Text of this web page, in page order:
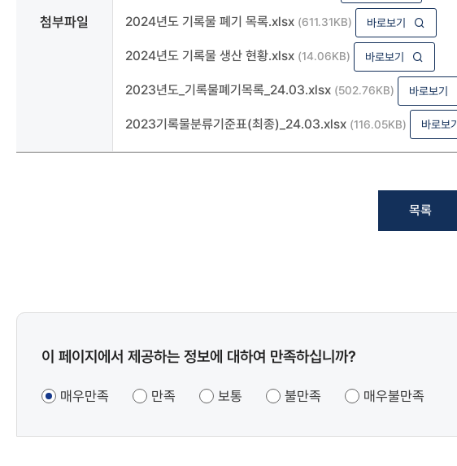
첨부파일 2024년도 기록물 폐기 목록.xlsx (611.31KB) 바로보기
2024년도 기록물 생산 현황.xlsx (14.06KB) 바로보기
2023년도_기록물폐기목록_24.03.xlsx (502.76KB) 바로보기
2023기록물분류기준표(최종)_24.03.xlsx (116.05KB) 바로보기
목록
콘텐츠
조사
이 페이지에서 제공하는 정보에 대하여 만족하십니까?
매우만족 만족 보통 불만족 매우불만족